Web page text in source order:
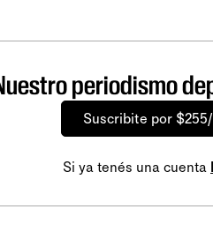
periodismo
Suscribite por
Si ya tenés una cuenta